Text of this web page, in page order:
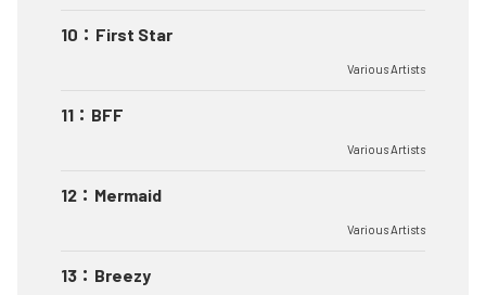
10 ： First Star
Various Artists
11 ： BFF
Various Artists
12 ： Mermaid
Various Artists
13 ： Breezy